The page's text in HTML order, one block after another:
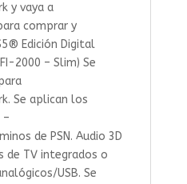
y vaya a
comprar y
Edición Digital
2000 – Slim) Se
Se aplican los
de PSN. Audio 3D
de TV integrados o
USB. Se